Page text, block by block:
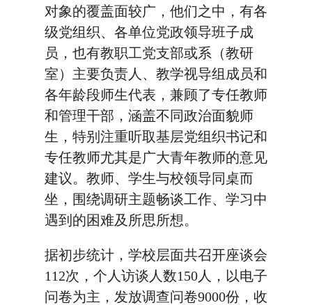
对象的覆盖面较广，他们之中，有各
级党组织、各单位党政领导班子成
员，也有教职工党支部或系（教研
室）主要负责人、教学视导组成员和
各年龄段师生代表，兼顾了专任教师
和管理干部，涵盖不同政治面貌师
生，特别注重听取基层党组织书记和
专任教师尤其是广大青年教师的意见
建议。教师、学生与校领导同桌而
坐，围绕调研主题畅谈工作、学习中
遇到的困难及所思所想。
据初步统计，学校层面共召开座谈会
112次，个人访谈人数150人，以电子
问卷为主，发放调查问卷9000份，收